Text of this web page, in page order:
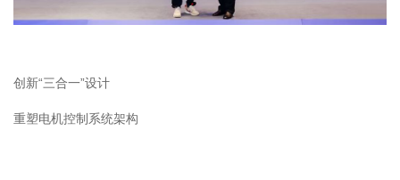
创新“三合一”设计
重塑电机控制系统架构